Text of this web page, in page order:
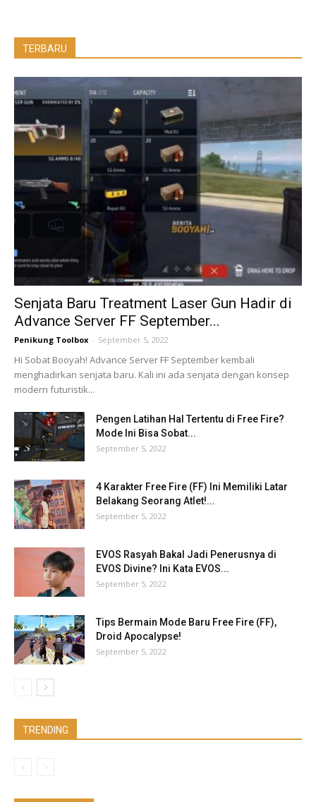
TERBARU
Senjata Baru Treatment Laser Gun Hadir di
Advance Server FF September...
Penikung Toolbox - September 5, 2022
Hi Sobat Booyah! Advance Server FF September kembali
menghadirkan senjata baru. Kali ini ada senjata dengan konsep
modern futuristik...
Pengen Latihan Hal Tertentu di Free Fire?
Mode Ini Bisa Sobat...
September 5, 2022
4 Karakter Free Fire (FF) Ini Memiliki Latar
Belakang Seorang Atlet!...
September 5, 2022
EVOS Rasyah Bakal Jadi Penerusnya di
EVOS Divine? Ini Kata EVOS...
September 5, 2022
Tips Bermain Mode Baru Free Fire (FF),
Droid Apocalypse!
September 5, 2022
TRENDING